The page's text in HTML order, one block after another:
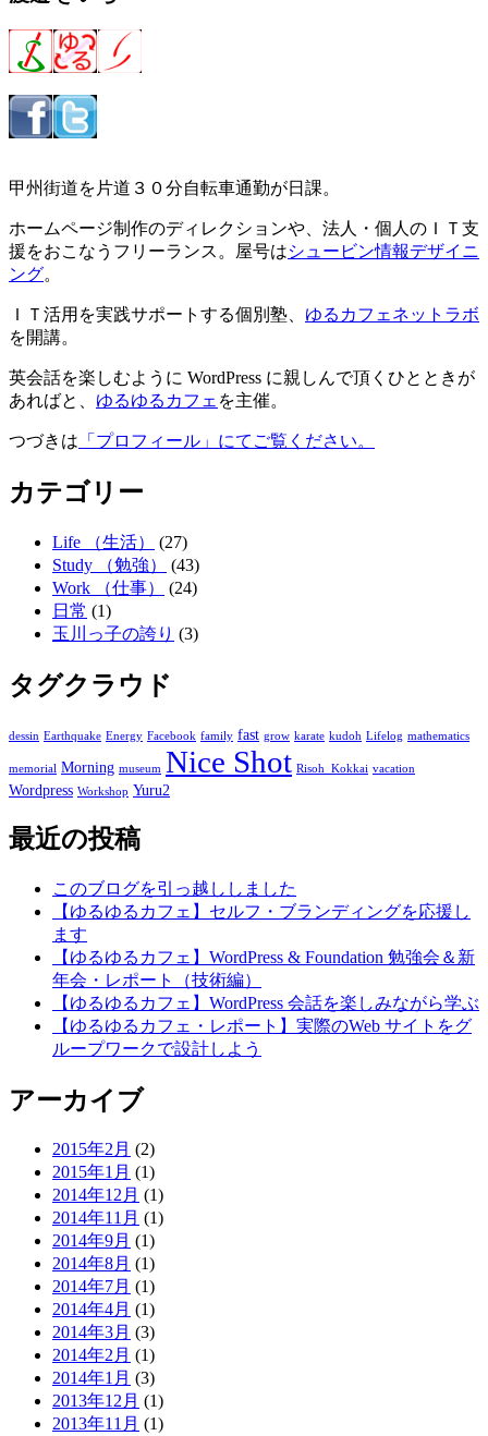
甲州街道を片道３０分自転車通勤が日課。
ホームページ制作のディレクションや、法人・個人のＩＴ支
援をおこなうフリーランス。屋号はシュービン情報デザイニ
ング。
ＩＴ活用を実践サポートする個別塾、 ゆるカフェネットラボ
を開講。
英会話を楽しむように WordPress に親しんで頂くひとときが
あればと、 ゆるゆるカフェ を主催。
つづきは 「プロフィール」にてご覧ください。
カテゴリー
Life （生活）
(27)
Study （勉強）
(43)
Work （仕事）
(24)
日常 (1)
玉川っ子の誇り (3)
タグクラウド
dessin Earthquake Energy Facebook family fast grow karate kudoh Lifelog mathematics
memorial Morning museum Nice Shot Risoh_Kokkai vacation
Wordpress Workshop Yuru2
最近の投稿
このブログを引っ越ししました
【ゆるゆるカフェ】セルフ・ブランディングを応援し
ます
【ゆるゆるカフェ】WordPress & Foundation 勉強会＆新
年会・レポート（技術編）
【ゆるゆるカフェ】WordPress 会話を楽しみながら学ぶ
【ゆるゆるカフェ・レポート】実際のWeb サイトをグ
ループワークで設計しよう
アーカイブ
2015年2月 (2)
2015年1月 (1)
2014年12月 (1)
2014年11月 (1)
2014年9月 (1)
2014年8月 (1)
2014年7月 (1)
2014年4月 (1)
2014年3月 (3)
2014年2月 (1)
2014年1月 (3)
2013年12月 (1)
2013年11月 (1)